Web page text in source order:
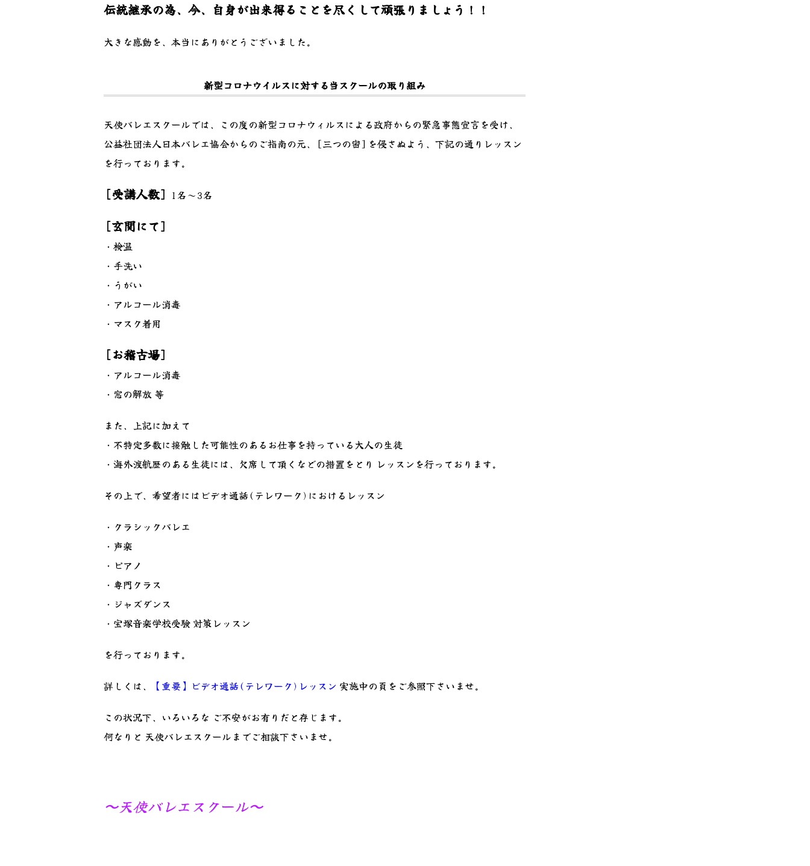
伝統継承の為、今、自身が出来得ることを尽くして頑張りましょう！！
大きな感動を、本当にありがとうございました。
新型コロナウイルスに対する当スクールの取り組み
天使バレエスクールでは、この度の新型コロナウィルスによる政府からの緊急事態宣言を受け、
公益社団法人日本バレエ協会からのご指南の元、[三つの密]を侵さぬよう、下記の通りレッスン
を行っております。
[受講人数] 1名～3名
[玄関にて]
・検温
・手洗い
・うがい
・アルコール消毒
・マスク着用
[お稽古場]
・アルコール消毒
・窓の解放 等
また、上記に加えて
・不特定多数に接触した可能性のあるお仕事を持っている大人の生徒
・海外渡航歴のある生徒には、欠席して頂くなどの措置をとり レッスンを行っております。
その上で、希望者にはビデオ通話(テレワーク)におけるレッスン
・クラシックバレエ
・声楽
・ピアノ
・専門クラス
・ジャズダンス
・宝塚音楽学校受験 対策レッスン
を行っております。
詳しくは、 【重要】ビデオ通話(テレワーク)レッスン 実施中の頁をご参照下さいませ。
この状況下、いろいろな ご不安がお有りだと存じます。
何なりと 天使バレエスクールまでご相談下さいませ。
〜天使バレエスクール〜